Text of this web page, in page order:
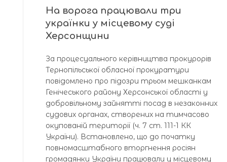
На ворога працювали три
українки у місцевому суді
Херсонщини
За процесуального керівництва прокурорів
Тернопільської обласної прокуратури
повідомлено про підозри трьом мешканкам
Генічеського району Херсонської області у
добровільному зайнятті посад в незаконних
судових органах, створених на тимчасово
окупованій території (ч. 7 ст. 111-1 КК
України). Встановлено, що до початку
повномасштабного вторгнення росіян
громадянки України працювали у місцевому